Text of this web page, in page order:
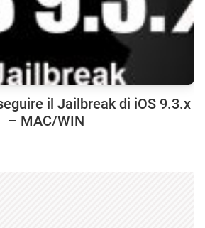
il Jailbreak di iOS 9.3.x
– MAC/WIN